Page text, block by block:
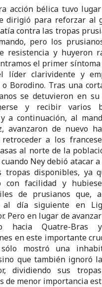
acción bélica tuvo
dirigió para reforzar al
contra las tropas
pero los
resistencia y huyeron
el primer síntoma
líder clarividente y
o Borodino. Tras una
se detuvieron en
y recibir varios
a continuación, al
avanzaron de nuevo
retroceder a los
al norte de la
Ney debió atacar
tropas disponibles, ya
con facilidad y
de prusianos que,
al día siguiente en
Pero en lugar de
hacia Quatre-
en este importante
mostró una
que también ignoró
dividiendo sus
de menor importancia